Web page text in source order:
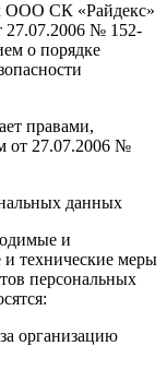
ООО СК «Райдекс»
27.07.2006 № 152-
о порядке
правами,
от 27.07.2006 №
данных
и
и технические меры
персональных
организацию